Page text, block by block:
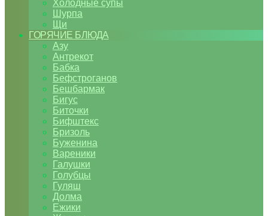
Холодные супы
Шурпа
Щи
ГОРЯЧИЕ БЛЮДА
Азу
Антрекот
Бабка
Бефстроганов
Бешбармак
Бигус
Биточки
Бифштекс
Бризоль
Буженина
Вареники
Галушки
Голубцы
Гуляш
Долма
Ежики